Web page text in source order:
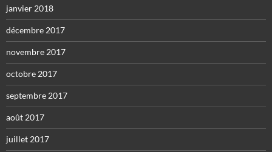
janvier 2018
décembre 2017
novembre 2017
octobre 2017
septembre 2017
août 2017
juillet 2017